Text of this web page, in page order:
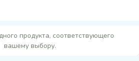
продукта, соответствующего
вашему выбору.